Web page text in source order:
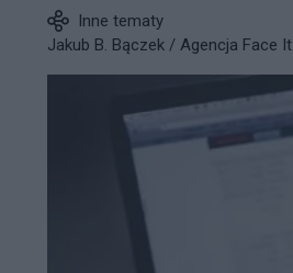
Inne tematy
Jakub B. Bączek / Agencja Face It